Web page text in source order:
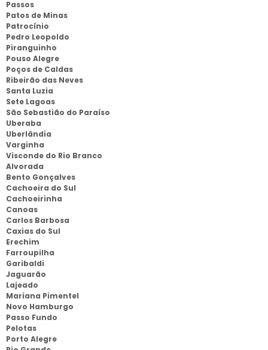
Passos
Patos de Minas
Patrocínio
Pedro Leopoldo
Piranguinho
Pouso Alegre
Poços de Caldas
Ribeirão das Neves
Santa Luzia
Sete Lagoas
São Sebastião do Paraíso
Uberaba
Uberlândia
Varginha
Visconde do Rio Branco
Alvorada
Bento Gonçalves
Cachoeira do Sul
Cachoeirinha
Canoas
Carlos Barbosa
Caxias do Sul
Erechim
Farroupilha
Garibaldi
Jaguarão
Lajeado
Mariana Pimentel
Novo Hamburgo
Passo Fundo
Pelotas
Porto Alegre